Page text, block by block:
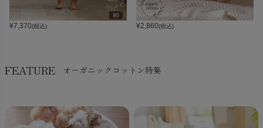
¥7,370(税込) ¥2,860(税込)
FEATURE オーガニックコットン特集